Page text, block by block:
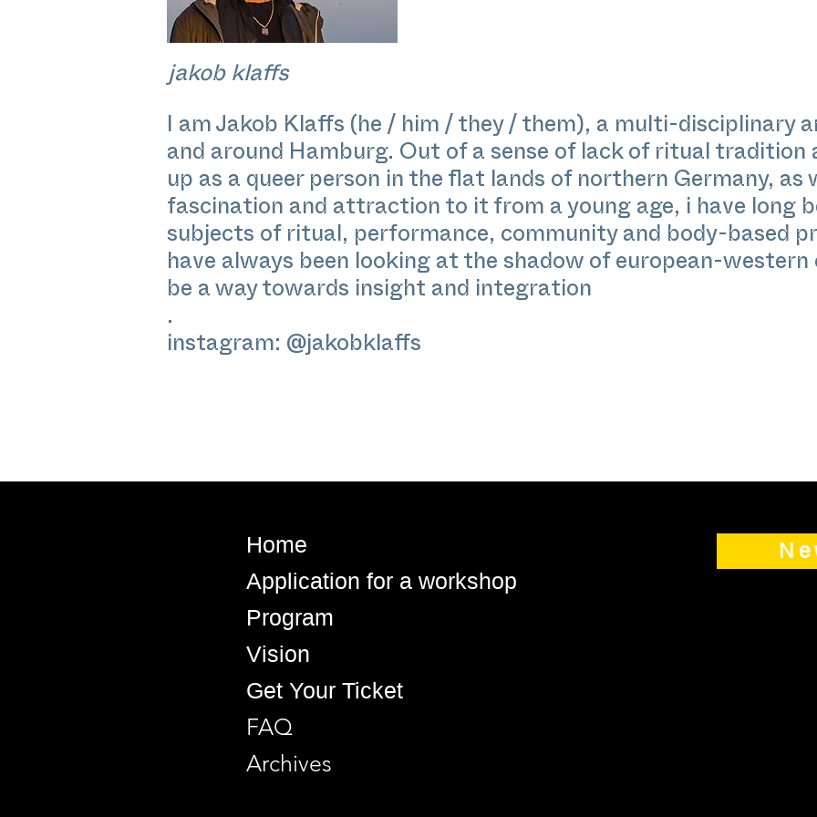
jakob klaffs
I am Jakob Klaffs (he / him / they / them), a multi-disciplinary
and around Hamburg. Out of a sense of lack of ritual tradition
up as a queer person in the flat lands of northern Germany, as
fascination and attraction to it from a young age, i have long
subjects of ritual, performance, community and body-based
have always been looking at the shadow of european-western
be a way towards insight and integration
.
instagram: @jakobklaffs
Home
Application for a workshop
Program
Vision
Get Your Ticket
FAQ
Archives